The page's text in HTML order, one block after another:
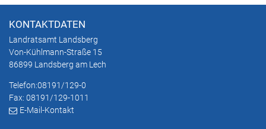
KONTAKTDATEN
Landratsamt Landsberg
Von-Kühlmann-Straße 15
86899 Landsberg am Lech
Telefon:08191/129-0
Fax: 08191/129-1011
E-Mail-Kontakt